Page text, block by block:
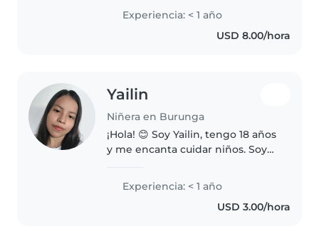
cosas y sobre todo darles mucho
amor para que se sientan
seguros,tengo experiencia con..
Experiencia: < 1 año
USD 8.00/hora
Yailin
Niñera en Burunga
¡Hola! 😊 Soy Yailin, tengo 18 años
y me encanta cuidar niños. Soy
comprometida. Me gusta crear
un ambiente seguro, divertido y
Experiencia: < 1 año
USD 3.00/hora